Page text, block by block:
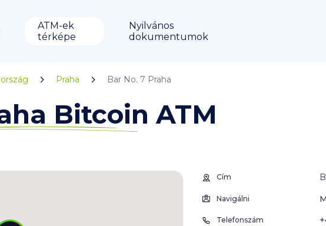
ATM-ek
térképe
Nyilvános
dokumentumok
Praha Bar No. 7 Praha
Bitcoin ATM
Cím
Navigálni
Telefonszám